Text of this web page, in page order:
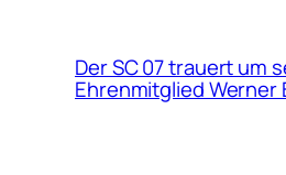
Der SC 07 trauert um
Ehrenmitglied Werner